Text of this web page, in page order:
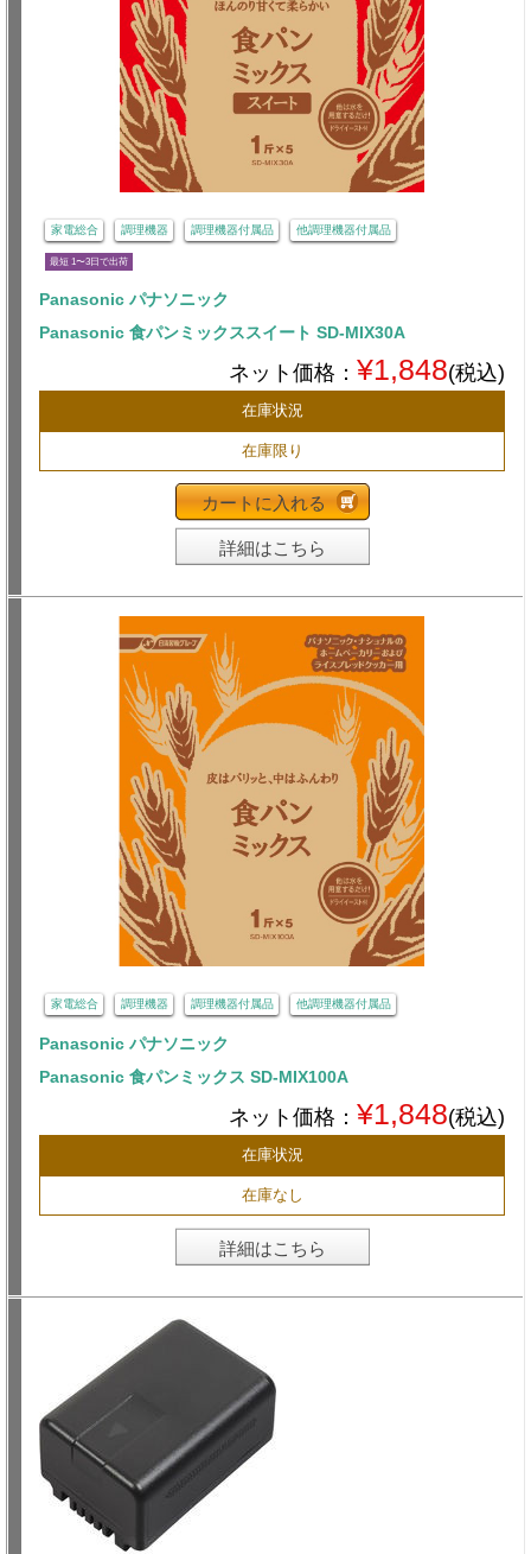
家電総合 調理機器 調理機器付属品 他調理機器付属品
最短 1〜3日で出荷
Panasonic パナソニック
Panasonic 食パンミックススイート SD-MIX30A
ネット価格： ¥1,848(税込)
在庫状況
在庫限り
カートに入れる
詳細はこちら
家電総合 調理機器 調理機器付属品 他調理機器付属品
Panasonic パナソニック
Panasonic 食パンミックス SD-MIX100A
ネット価格： ¥1,848(税込)
在庫状況
在庫なし
詳細はこちら